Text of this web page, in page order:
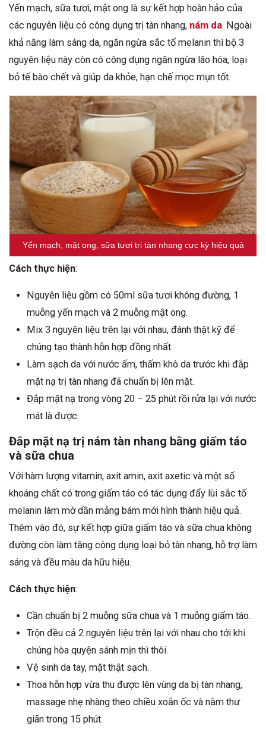
Yến mạch, sữa tươi, mật ong là sự kết hợp hoàn hảo của
các nguyên liệu có công dụng trị tàn nhang, nám da. Ngoài
khả năng làm sáng da, ngăn ngừa sắc tố melanin thì bộ 3
nguyên liệu này còn có công dụng ngăn ngừa lão hóa, loại
bỏ tế bào chết và giúp da khỏe, hạn chế mọc mụn tốt.
Yến mạch, mật ong, sữa tươi trị tàn nhang cực kỳ hiệu quả
Cách thực hiện:
Nguyên liệu gồm có 50ml sữa tươi không đường, 1
muỗng yến mạch và 2 muỗng mật ong.
Mix 3 nguyên liệu trên lại với nhau, đánh thật kỹ để
chúng tạo thành hỗn hợp đồng nhất.
Làm sạch da với nước ấm, thấm khô da trước khi đắp
mặt nạ trị tàn nhang đã chuẩn bị lên mặt.
Đắp mặt nạ trong vòng 20 – 25 phút rồi rửa lại với nước
mát là được.
Đắp mặt nạ trị nám tàn nhang bằng giấm táo
và sữa chua
Với hàm lượng vitamin, axit amin, axit axetic và một số
khoáng chất có trong giấm táo có tác dụng đẩy lùi sắc tố
melanin làm mờ dần mảng bám mới hình thành hiệu quả.
Thêm vào đó, sự kết hợp giữa giấm táo và sữa chua không
đường còn làm tăng công dụng loại bỏ tàn nhang, hỗ trợ làm
sáng và đều màu da hữu hiệu.
Cách thực hiện:
Cần chuẩn bị 2 muỗng sữa chua và 1 muỗng giấm táo.
Trộn đều cả 2 nguyên liệu trên lại với nhau cho tới khi
chúng hòa quyện sánh mịn thì thôi.
Vệ sinh da tay, mặt thật sạch.
Thoa hỗn hợp vừa thu được lên vùng da bị tàn nhang,
massage nhẹ nhàng theo chiều xoắn ốc và nằm thư
giãn trong 15 phút.